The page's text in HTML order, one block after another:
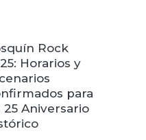
Rock
Horarios y
para
25 Aniversario